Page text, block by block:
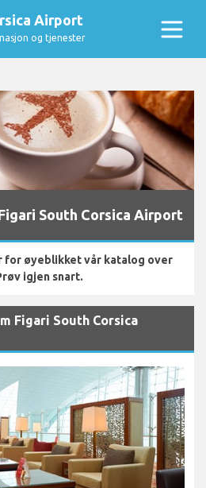
Airport
og tjenester
South Corsica Airport
for øyeblikket vår katalog over
igjen snart.
Figari South Corsica